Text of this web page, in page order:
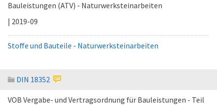
Bauleistungen (ATV) - Naturwerksteinarbeiten
| 2019-09
Stoffe und Bauteile - Naturwerksteinarbeiten
DIN 18352
VOB Vergabe- und Vertragsordnung für Bauleistungen - Teil